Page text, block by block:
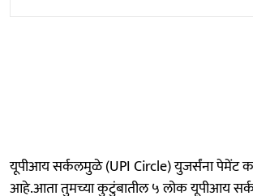
यूपीआय सर्कलमुळे (UPI Circle) युजर्संना पेमेंट
आहे.आता तुमच्या कुटुंबातील ५ लोक यूपीआय